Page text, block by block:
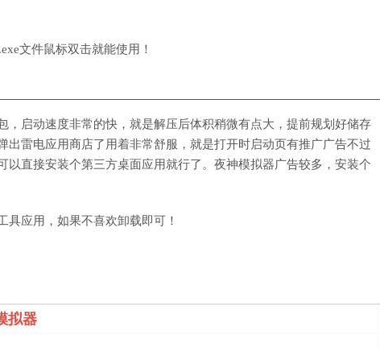
文件鼠标双击就能使用！
，启动速度非常的快，就是解压后体积稍微有点大，提前规划好储存
出雷电应用商店了用着非常舒服，就是打开时启动页有推广广告不过
以直接安装个第三方桌面应用就行了。夜神模拟器广告较多，安装个
具应用，如果不喜欢卸载即可！
拟器